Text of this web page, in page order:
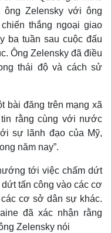
sự - Quốc phòng
Nam
tích
ông Zelensky với ông
thắng ngoại giao
ba tuần sau cuộc đấu
Ông Zelensky đã điều
thái độ và cách sử
bài đăng trên mạng xã
tin rằng cùng với nước
sự lãnh đạo của Mỹ,
năm nay”.
tới việc chấm dứt
tấn công vào các cơ
cơ sở dân sự khác.
đã xác nhận rằng
Zelensky nói